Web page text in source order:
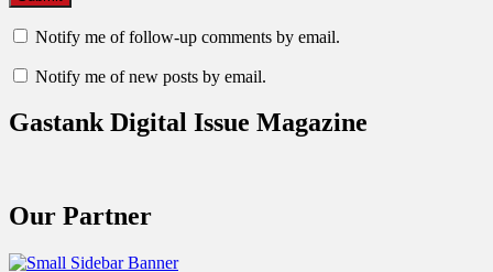
Notify me of follow-up comments by email.
Notify me of new posts by email.
Gastank Digital Issue Magazine
Our Partner